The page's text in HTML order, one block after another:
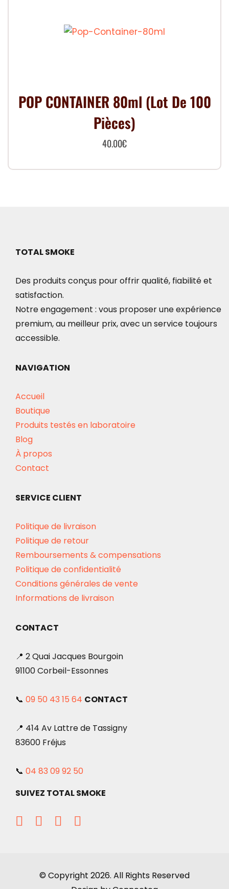
POP CONTAINER 80ml (Lot De 100
Pièces)
40.00€
TOTAL SMOKE
Des produits conçus pour offrir qualité, fiabilité et
satisfaction.
Notre engagement : vous proposer une expérience
premium, au meilleur prix, avec un service toujours
accessible.
NAVIGATION
Accueil
Boutique
Produits testés en laboratoire
Blog
À propos
Contact
SERVICE CLIENT
Politique de livraison
Politique de retour
Remboursements & compensations
Politique de confidentialité
Conditions générales de vente
Informations de livraison
CONTACT
📍 2 Quai Jacques Bourgoin
91100 Corbeil-Essonnes
📞 09 50 43 15 64 CONTACT
📍 414 Av Lattre de Tassigny
83600 Fréjus
📞 04 83 09 92 50
SUIVEZ TOTAL SMOKE
© Copyright 2026. All Rights Reserved